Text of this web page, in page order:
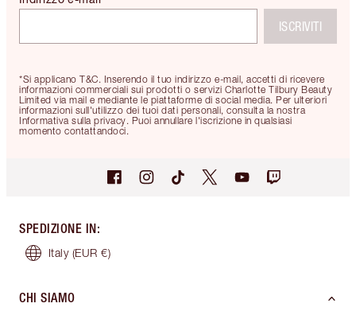
*Si applicano T&C. Inserendo il tuo indirizzo e-mail, accetti di ricevere
informazioni commerciali sui prodotti o servizi Charlotte Tilbury Beauty
Limited via mail e mediante le piattaforme di social media. Per ulteriori
informazioni sull'utilizzo dei tuoi dati personali, consulta la nostra
Informativa sulla privacy. Puoi annullare l'iscrizione in qualsiasi
momento contattandoci.
ISCRIVITI
SPEDIZIONE IN :
Italy (EUR €)
CHI SIAMO